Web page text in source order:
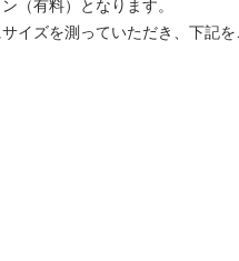
（有料）となります。
イズを測っていただき、下記